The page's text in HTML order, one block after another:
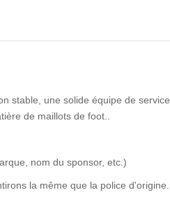
stable, une solide équipe de service
de maillots de foot..
nom du sponsor, etc.)
la même que la police d'origine.